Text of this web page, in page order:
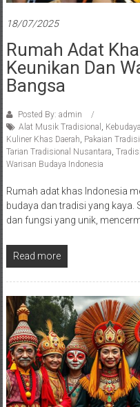
18/07/2025
Rumah Adat
Keunikan Dan
Bangsa
Posted By: admin
Alat Musik Tradisional
Kuliner Khas Daerah Pakaian
Tarian Tradisional Nusantara
Warisan Budaya Indonesia
Rumah adat khas Indonesia
budaya dan tradisi yang kaya.
dan fungsi yang unik,
Read more